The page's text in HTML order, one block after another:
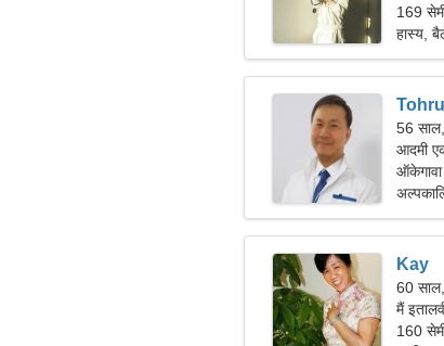
169
हास्य,
Tohru
56
आदमी
ऑकेगावा
Kay
60
मैं
160